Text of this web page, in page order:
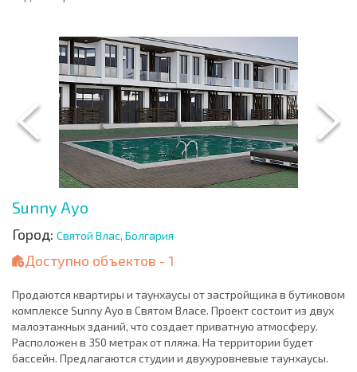
Sunny Ayo
Город: Святой Влас, Болгария
Доступно объектов - 1
Продаются квартиры и таунхаусы от застройщика в бутиковом
комплексе Sunny Ayo в Святом Власе. Проект состоит из двух
малоэтажных зданий, что создает приватную атмосферу.
Расположен в 350 метрах от пляжа. На территории будет
бассейн. Предлагаются студии и двухуровневые таунхаусы.